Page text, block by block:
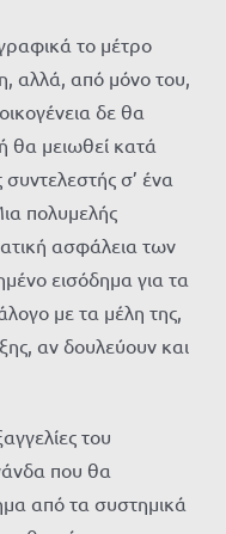
το μέτρο
αλλά, από μόνο του,
δε θα
θα μειωθεί κατά
σ’ ένα
πολυμελής
ασφάλεια των
εισόδημα για τα
με τα μέλη της,
αν δουλεύουν και
του
που θα
από τα συστημικά